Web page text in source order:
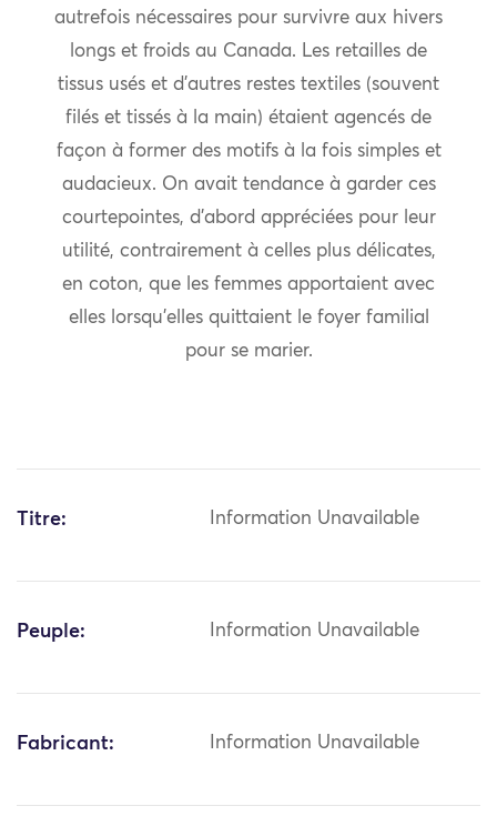
autrefois nécessaires pour survivre aux hivers
longs et froids au Canada. Les retailles de
tissus usés et d’autres restes textiles (souvent
filés et tissés à la main) étaient agencés de
façon à former des motifs à la fois simples et
audacieux. On avait tendance à garder ces
courtepointes, d’abord appréciées pour leur
utilité, contrairement à celles plus délicates,
en coton, que les femmes apportaient avec
elles lorsqu’elles quittaient le foyer familial
pour se marier.
Titre: Information Unavailable
Peuple: Information Unavailable
Fabricant: Information Unavailable